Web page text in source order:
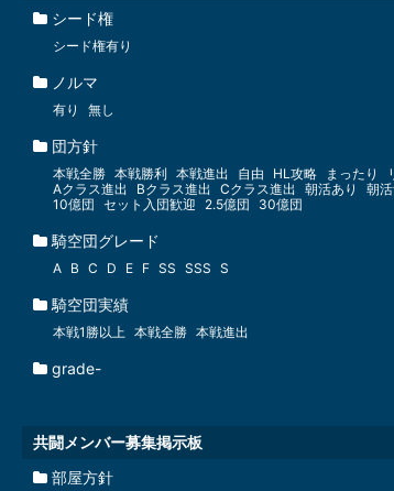
シード権
シード権有り
ノルマ
有り 無し
団方針
本戦全勝 本戦勝利 本戦進出 自由 HL攻略 まったり
Aクラス進出
Bクラス進出 Cクラス進出 朝活あり 朝
10億団 セット入団歓迎 2.5億団 30億団
騎空団グレード
A B C D E F SS SSS S
騎空団実績
本戦1勝以上 本戦全勝 本戦進出
grade-
共闘メンバー募集掲示板
部屋方針